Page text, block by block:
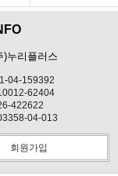
)누리플러스
04-159392
62404
422622
04-013
회원가입